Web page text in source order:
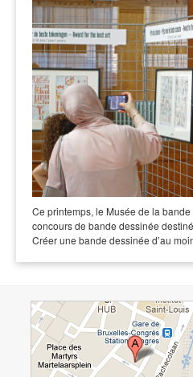
Ce printemps, le Musée de la
concours de bande dessinée
Créer une bande dessinée d’au